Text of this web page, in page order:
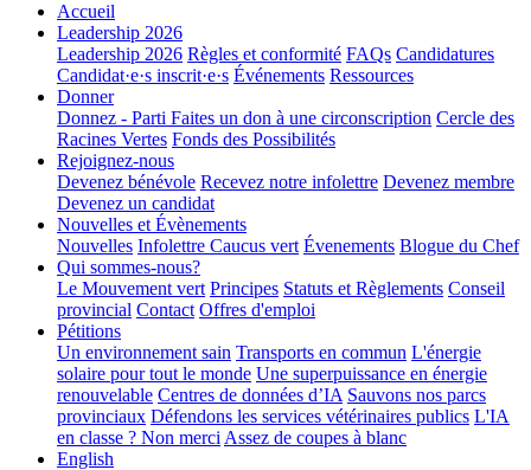
Accueil
Leadership 2026
Leadership 2026 Règles et conformité FAQs Candidatures
Candidat·e·s inscrit·e·s Événements Ressources
Donner
Donnez - Parti Faites un don à une circonscription Cercle des
Racines Vertes Fonds des Possibilités
Rejoignez-nous
Devenez bénévole Recevez notre infolettre Devenez membre
Devenez un candidat
Nouvelles et Évènements
Nouvelles Infolettre Caucus vert Évenements Blogue du Chef
Qui sommes-nous?
Le Mouvement vert Principes Statuts et Règlements Conseil
provincial Contact Offres d'emploi
Pétitions
Un environnement sain Transports en commun L'énergie
solaire pour tout le monde Une superpuissance en énergie
renouvelable Centres de données d’IA Sauvons nos parcs
provinciaux Défendons les services vétérinaires publics L'IA
en classe ? Non merci Assez de coupes à blanc
English